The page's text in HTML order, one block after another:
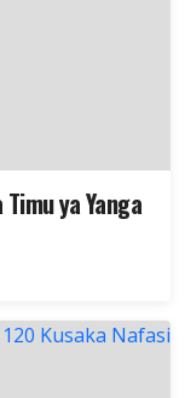
ya Yanga